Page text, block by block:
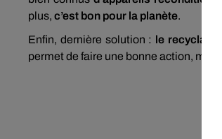
plus, c’est bon pour la planète.
Enfin, dernière solution : le recyclage
permet de faire une bonne action,